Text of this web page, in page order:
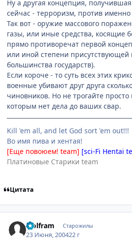
Ну а другая концепция,
сейчас - терроризм, против
Так вот - оружие массового
газы, или иные средства, косящие
прямо противоречат первой
или иной степени присутствующей
большинства государств).
Если короче - то суть всех этих
военные убивают друг друга
чиновников. Но не трогайте
которым нет дела до ваших свар.
Kill 'em all, and let God sort 'em out!!!
Во имя пива и хентая!
[Еще повоюем! team] [sci-Fi Hentai
Платиновые Старики team
Цитата
wolfram Старожилы
23 Июня, 200422 г